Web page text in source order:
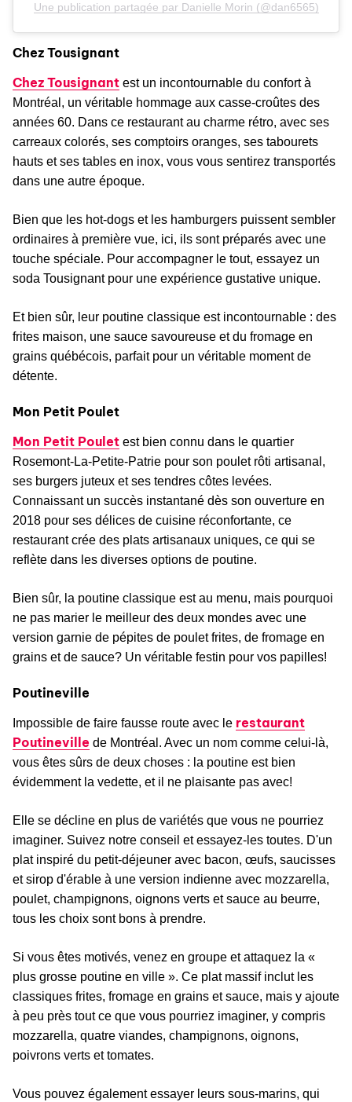
Une publication partagée par Danielle Morin (@dan6565)
Chez Tousignant
Chez Tousignant est un incontournable du confort à
Montréal, un véritable hommage aux casse-croûtes des
années 60. Dans ce restaurant au charme rétro, avec ses
carreaux colorés, ses comptoirs oranges, ses tabourets
hauts et ses tables en inox, vous vous sentirez transportés
dans une autre époque.
Bien que les hot-dogs et les hamburgers puissent sembler
ordinaires à première vue, ici, ils sont préparés avec une
touche spéciale. Pour accompagner le tout, essayez un
soda Tousignant pour une expérience gustative unique.
Et bien sûr, leur poutine classique est incontournable : des
frites maison, une sauce savoureuse et du fromage en
grains québécois, parfait pour un véritable moment de
détente.
Mon Petit Poulet
Mon Petit Poulet est bien connu dans le quartier
Rosemont-La-Petite-Patrie pour son poulet rôti artisanal,
ses burgers juteux et ses tendres côtes levées.
Connaissant un succès instantané dès son ouverture en
2018 pour ses délices de cuisine réconfortante, ce
restaurant crée des plats artisanaux uniques, ce qui se
reflète dans les diverses options de poutine.
Bien sûr, la poutine classique est au menu, mais pourquoi
ne pas marier le meilleur des deux mondes avec une
version garnie de pépites de poulet frites, de fromage en
grains et de sauce? Un véritable festin pour vos papilles!
Poutineville
Impossible de faire fausse route avec le restaurant
Poutineville de Montréal. Avec un nom comme celui-là,
vous êtes sûrs de deux choses : la poutine est bien
évidemment la vedette, et il ne plaisante pas avec!
Elle se décline en plus de variétés que vous ne pourriez
imaginer. Suivez notre conseil et essayez-les toutes. D'un
plat inspiré du petit-déjeuner avec bacon, œufs, saucisses
et sirop d'érable à une version indienne avec mozzarella,
poulet, champignons, oignons verts et sauce au beurre,
tous les choix sont bons à prendre.
Si vous êtes motivés, venez en groupe et attaquez la «
plus grosse poutine en ville ». Ce plat massif inclut les
classiques frites, fromage en grains et sauce, mais y ajoute
à peu près tout ce que vous pourriez imaginer, y compris
mozzarella, quatre viandes, champignons, oignons,
poivrons verts et tomates.
Vous pouvez également essayer leurs sous-marins, qui